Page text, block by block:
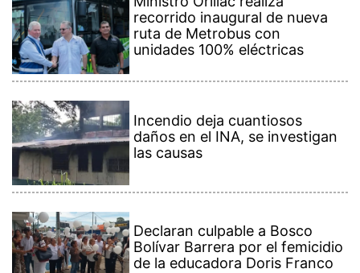
recorrido inaugural de nueva
ruta de Metrobus con
unidades 100% eléctricas
Incendio deja cuantiosos
daños en el INA, se investigan
las causas
Declaran culpable a Bosco
Bolívar Barrera por el femicidio
de la educadora Doris Franco